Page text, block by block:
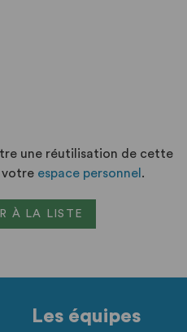
une réutilisation de cette
votre espace personnel .
À LA LISTE
Les équipes